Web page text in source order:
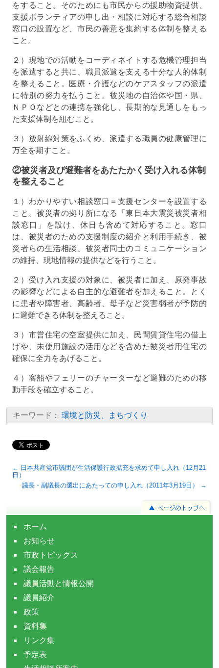
をすること。そのためにも市民からの援助物資提供、
支援ボランティアの申し出・相談に対応する総合相談
窓口の設置など、市民の善意を集約する体制を整える
こと。
２）現地での活動をコーディネイトする危機管理担当
を派遣すると共に、職員派遣を支える十分な人的体制
を整えること。医療・介護などのケアスタッフの派遣
に特別の努力を払うこと。被災地の自治体や国・県、
ＮＰＯなどとの連携を強化し、長期的な見通しをもっ
た支援体制を組むこと。
３）放射線対策をふくめ、派遣する職員の健康管理に
万全を期すこと。
②被災者及び避難者をあたたかく受け入れる体制
を整えること
１）わかりやすい相談窓口＝支援センターを設置する
こと。被災者の拠り所になる「東日本大震災被災者相
談窓口」を設け、休日も含めて対応すること。窓口
は、被災者のための支援制度の紹介と利用手続き、被
災者らの生活相談、被災者同士のコミュニケーション
の維持、現地情報の提供などを行うこと。
２）受け入れ支援の対象に、被災者に加え、原発事故
の影響などによる自主的な避難者を加えること。とく
に患者や障害者、高齢者、母子など災害弱者が予防的
に避難できる体制を整えること。
３）市営住宅の空室提供に加え、民間賃貸住宅の借上
げや、未使用施設の活用などを含めた被災者用住宅の
確保に全力をあげること。
４）客船やフェリーのチャーターなど避難のための移
動手段を確立すること。
キーワード： 環境と防災、まちづくり
← 日本共産党市議団が生活保護行政拡充を求めて申し入れ（12月21
日）
議長・副議長の選出にあたっての申し入れ（2011年3月19日） →
ホーム
お知らせ
市政トピックス
議会報告
議員活動と情報公開
議員紹介
政策
資料集
リンク集
予定表